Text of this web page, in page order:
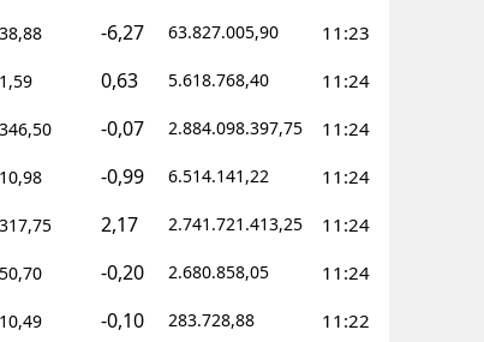
38,88 -6,27 63.827.005,90 11:23
1,59 0,63 5.618.768,40 11:24
346,50 -0,07 2.884.098.397,75 11:24
10,98 -0,99 6.514.141,22 11:24
317,75 2,17 2.741.721.413,25 11:24
50,70 -0,20 2.680.858,05 11:24
10,49 -0,10 283.728,88 11:22